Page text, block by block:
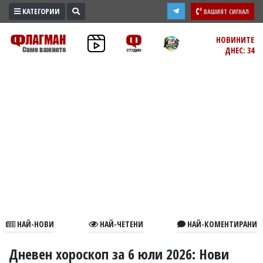
ПРОМО
ЗОНА
КАТЕГОРИИ ВАШИЯТ СИГНАЛ
НОВИНИТЕ
ДНЕС: 34
НАЙ-НОВИ НАЙ-ЧЕТЕНИ НАЙ-КОМЕНТИРАНИ
Дневен хороскоп за 6 юли 2026: Нови